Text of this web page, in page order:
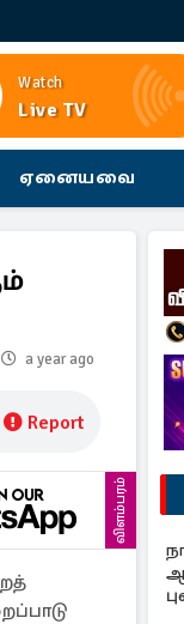
Watch
Live TV
ஏனையவை
a year ago
Report
விளம்பரம்